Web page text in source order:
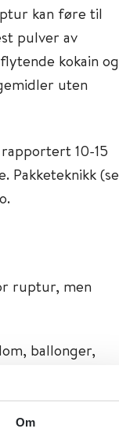
Om
kan føre til
pulver av
kokain og
uten
10-15
Pakketeknikk (se
ruptur, men
ballonger,
enn 5 dager (økt